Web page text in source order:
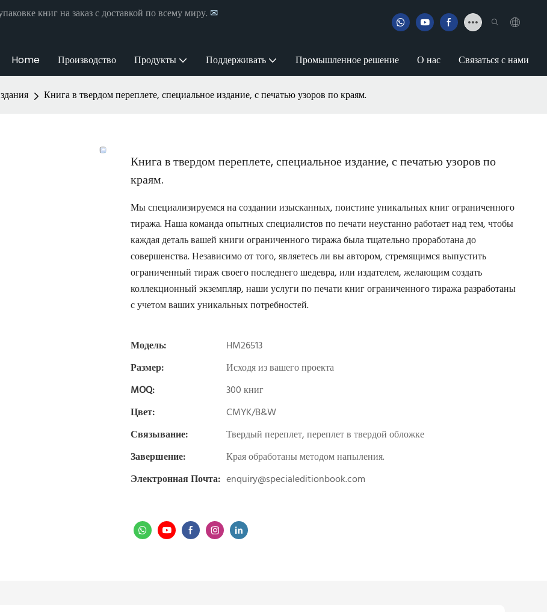
книг на заказ с доставкой по всему миру. ✉
Home Производство Продукты Поддерживать Промышленное решение О нас Связаться с нами
Книга в твердом переплете, специальное издание, с печатью узоров по краям.
Книга в твердом переплете, специальное издание, с печатью узоров по
краям.
Мы специализируемся на создании изысканных, поистине уникальных книг ограниченного
тиража. Наша команда опытных специалистов по печати неустанно работает над тем, чтобы
каждая деталь вашей книги ограниченного тиража была тщательно проработана до
совершенства. Независимо от того, являетесь ли вы автором, стремящимся выпустить
ограниченный тираж своего последнего шедевра, или издателем, желающим создать
коллекционный экземпляр, наши услуги по печати книг ограниченного тиража разработаны
с учетом ваших уникальных потребностей.
Модель:
HM26513
Размер:
Исходя из вашего проекта
MOQ:
300 книг
Цвет:
CMYK/B&W
Связывание:
Твердый переплет, переплет в твердой обложке
Завершение:
Края обработаны методом напыления.
Электронная Почта: enquiry@specialeditionbook.com